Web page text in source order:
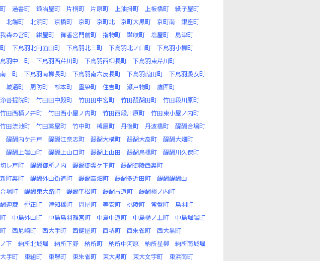
過書町 鍛冶屋町 片桐町 片原町 上油掛町 上板橋町
紙子屋町
北端町 北浜町 京橋町 京町 京町北 京町大黒町 京町南
銀座町
森の宮町 紺屋町 御香宮門前町 指物町 讃岐町 塩屋町
島津町
下鳥羽北円面田町 下鳥羽北三町 下鳥羽北ノ口町
下鳥羽小柳町
羽中三町 下鳥羽西芹川町 下鳥羽西柳長町
下鳥羽東芹川町
三町 下鳥羽南柳長町 下鳥羽南六反長町 下鳥羽葭田町
下鳥羽澱女町
城通町 周防町 杉本町 墨染町 住吉町 瀬戸物町
鷹匠町
菩提院町 竹田田中殿町 竹田田中宮町 竹田醍醐田町
竹田段川原町
竹田西桶ノ井町 竹田西小屋ノ内町 竹田西段川原町
竹田東小屋ノ内町
竹田流池町 竹田藁屋町 竹中町 樽屋町 丹後町 丹波橋町
醍醐合場町
醍醐内ケ井戸 醍醐江奈志町 醍醐大構町 醍醐大高町
醍醐大畑町
醍醐上端山町 醍醐上山口町 醍醐上山田 醍醐烏橋町
醍醐川久保町
レ戸町 醍醐御所ノ内 醍醐御霊ケ下町
醍醐御陵西裏町
町裏町 醍醐外山街道町 醍醐高畑町 醍醐多近田町
醍醐醍醐山
場町 醍醐東大路町 醍醐平松町 醍醐古道町
醍醐槇ノ内町
連蔵 弾正町 津知橋町 問屋町 等安町 桃陵町 常盤町
鳥羽町
中島外山町 中島鳥羽離宮町 中島中道町 中島樋ノ上町
中島堀端町
西尼崎町 西大手町 西鍵屋町 西堺町 西朱雀町
西大黒町
下 納所北城堀 納所下野 納所町 納所中河原 納所星柳
納所南城堀
手町 東組町 東堺町 東朱雀町 東大黒町 東大文字町
東浜南町